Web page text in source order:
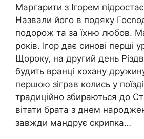
Маргарити з Ігорем
Назвали його в подяку
подорож та за їхню любов.
років. Ігор дає синові перші
Щороку, на другий день
будить вранці кохану
першою зіграв колись у
традиційно збираються до
вітати брата з днем
завжди мандрує скрипка…